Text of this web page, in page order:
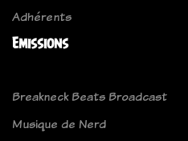
Adhérents
Emissions
Breakneck Beats Broadcast
Musique de Nerd